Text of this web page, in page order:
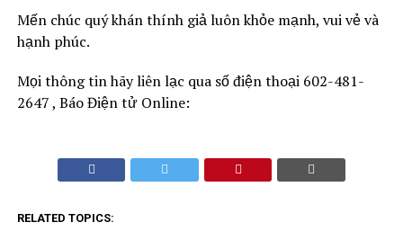
Mến chúc quý khán thính giả luôn khỏe mạnh, vui vẻ và
hạnh phúc.
Mọi thông tin hãy liên lạc qua số điện thoại 602-481-
2647 , Báo Điện tử Online:
RELATED TOPICS: